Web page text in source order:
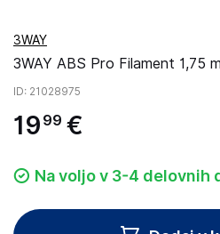
3WAY
3WAY ABS Pro Filament 1,75
ID: 21028975
19 99 €
Na voljo v 3-4 delovnih